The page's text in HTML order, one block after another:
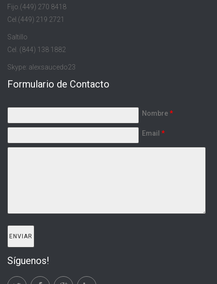
Fijo.(449) 270 8418
Cel.(449) 219 2721
Saltillo
Cel. (844) 138 1882
Skype: alexsaucedo23
Formulario de Contacto
Nombre*
Email *
Síguenos!